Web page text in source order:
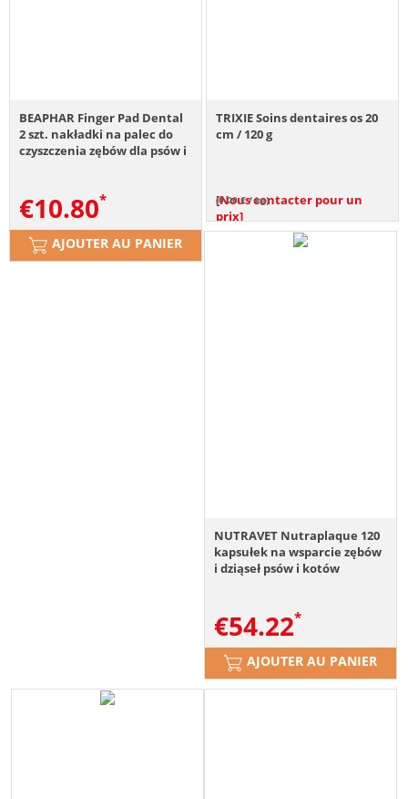
BEAPHAR Finger Pad Dental
2 szt. nakładki na palec do
czyszczenia zębów dla psów i
€10.80
AJOUTER AU PANIER
TRIXIE Soins dentaires os 20
cm / 120 g
[Nous contacter pour un
prix]
(0.00 € / kg)
NUTRAVET Nutraplaque 120
kapsułek na wsparcie zębów
i dziąseł psów i kotów
€54.22
AJOUTER AU PANIER